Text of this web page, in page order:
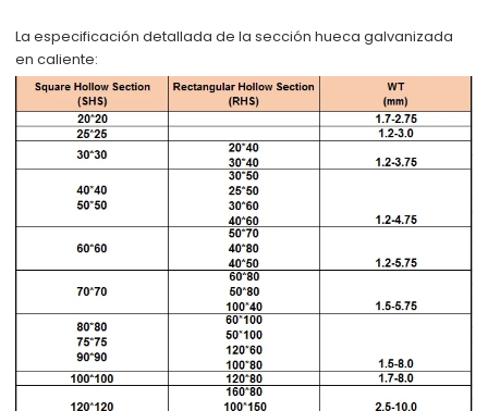
La especificación detallada de la sección hueca galvanizada
en caliente: